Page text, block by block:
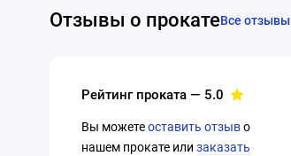
Отзывы о прокатеВсе отзывы
Рейтинг проката — 5.0
Вы можетеоставить отзыво
нашем прокате илизаказать